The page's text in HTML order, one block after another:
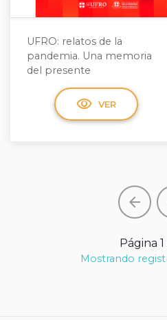
UFRO: relatos de la
pandemia. Una memoria
del presente
visibility VER
arrow_back
Página 1
Mostrando